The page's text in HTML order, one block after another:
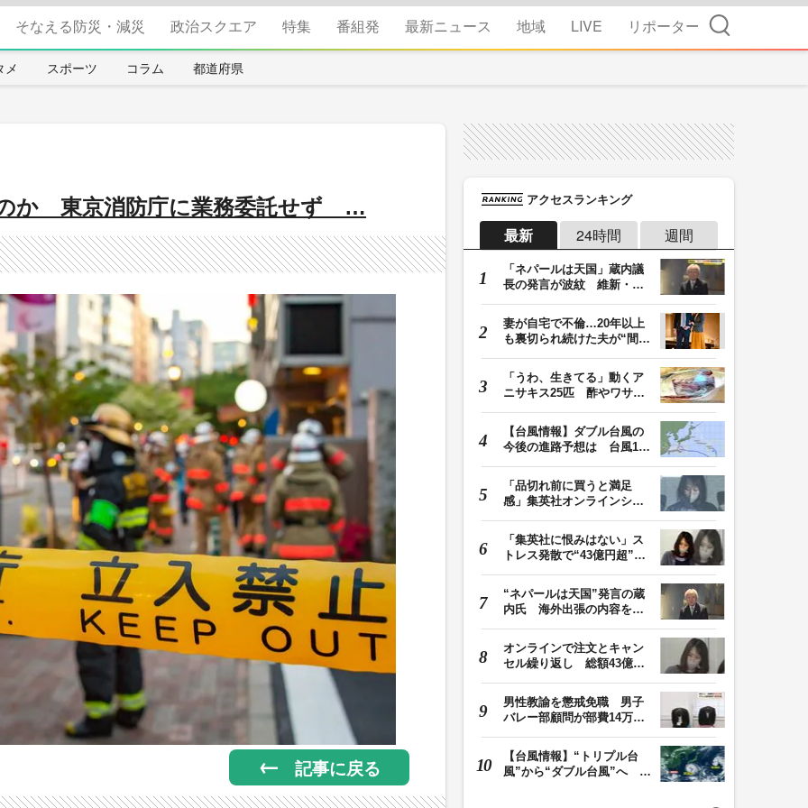
そなえる防災・減災 政治スクエア 特集 番組発 最新ニュース 地域 LIVE リポーター 検索
メ スポーツ コラム 都道府県
か 東京消防庁に業務委託せず …
記事に戻る
アクセスランキング
最新 24時間 週間
「ネパールは天国」蔵内議
長の発言が波紋 維新・吉
妻が自宅で不倫…20年以上
も裏切られ続けた夫が“間
「うわ、生きてる」動くア
ニサキス25匹 酢やワサビ
【台風情報】ダブル台風の
今後の進路予想は 台風13
「品切れ前に買うと満足
感」集英社オンラインショ
「集英社に恨みはない」ス
トレス発散で“43億円超”の
“ネパールは天国”発言の蔵
内氏 海外出張の内容を説
オンラインで注文とキャン
セル繰り返し 総額43億円
男性教諭を懲戒免職 男子
バレー部顧問が部費14万円
【台風情報】“トリプル台
風”から“ダブル台風”へ 13